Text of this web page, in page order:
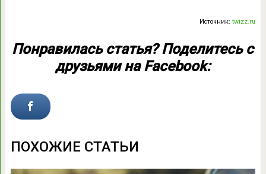
Источник:twizz.ru
Понравилась статья? Поделитесь с
друзьями на Facebook:
ПОХОЖИЕ СТАТЬИ